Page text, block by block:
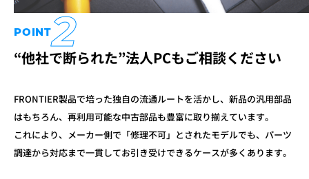
POINT2
“他社で断られた”法人PCもご相談ください
FRONTIER製品で培った独自の流通ルートを活かし、 新品の汎用部品
はもちろん、再利用可能な中古部品も豊富に取り揃えています。
これにより、メーカー側で「修理不可」とされたモデルでも、 パーツ
調達から対応まで一貫してお引き受けできるケースが多くあります。